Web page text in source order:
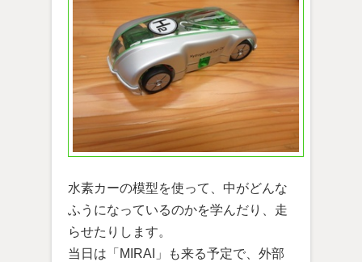
水素カーの模型を使って、中がどんな
ふうになっているのかを学んだり、走
らせたりします。
当日は「MIRAI」も来る予定で、外部